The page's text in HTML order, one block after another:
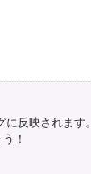
反映されます。
！